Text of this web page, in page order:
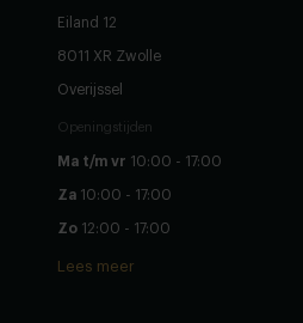
Eiland 12
8011 XR Zwolle
Overijssel
Openingstijden
Ma t/m vr 10:00 - 17:00
Za 10:00 - 17:00
Zo 12:00 - 17:00
Lees meer